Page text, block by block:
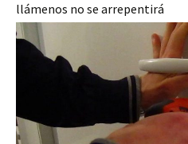
llámenos no se arrepentirá